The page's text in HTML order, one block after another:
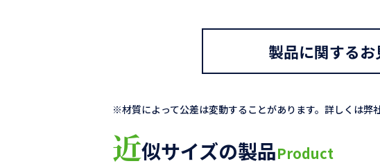
製品に関する
※材質によって公差は変動することがあります。詳しくは弊
近似サイズの製品Product